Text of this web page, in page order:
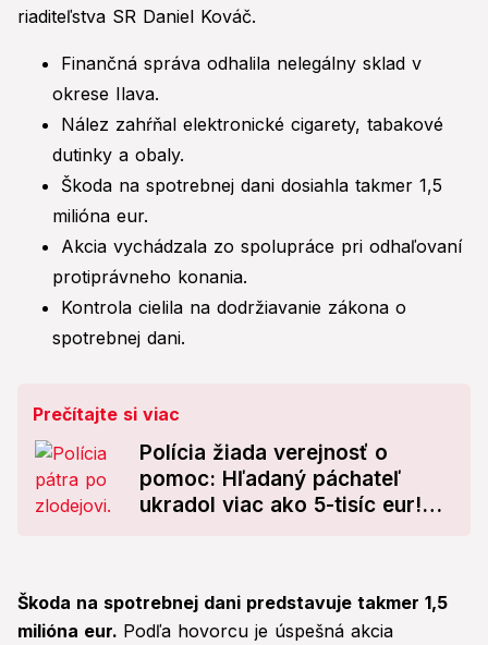
riaditeľstva SR Daniel Kováč.
Finančná správa odhalila nelegálny sklad v
okrese Ilava.
Nález zahŕňal elektronické cigarety, tabakové
dutinky a obaly.
Škoda na spotrebnej dani dosiahla takmer 1,5
milióna eur.
Akcia vychádzala zo spolupráce pri odhaľovaní
protiprávneho konania.
Kontrola cielila na dodržiavanie zákona o
spotrebnej dani.
Prečítajte si viac
Polícia žiada verejnosť o
pomoc: Hľadaný páchateľ
ukradol viac ako 5-tisíc eur!
Škoda na spotrebnej dani predstavuje takmer 1,5
milióna eur. Podľa hovorcu je úspešná akcia